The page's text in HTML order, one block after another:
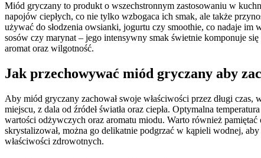
Miód gryczany to produkt o wszechstronnym zastosowaniu w
napojów ciepłych, co nie tylko wzbogaca ich smak, ale także
używać do słodzenia owsianki, jogurtu czy smoothie, co nadaje
sosów czy marynat – jego intensywny smak świetnie komponuje
aromat oraz wilgotność.
Jak przechowywać miód gryczany aby
Aby miód gryczany zachował swoje właściwości przez długi
miejscu, z dala od źródeł światła oraz ciepła. Optymalna
wartości odżywczych oraz aromatu miodu. Warto również
skrystalizował, można go delikatnie podgrzać w kąpieli wodnej,
właściwości zdrowotnych.